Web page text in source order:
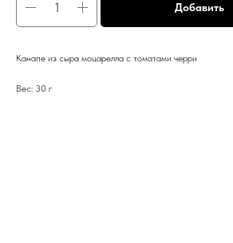
Добавить
Канапе из сыра моцарелла с томатами черри
Вес: 30 г